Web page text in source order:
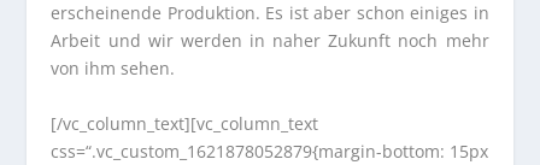
erscheinende Produktion. Es ist aber schon einiges in
Arbeit und wir werden in naher Zukunft noch mehr
von ihm sehen.
[/vc_column_text][vc_column_text
css=“.vc_custom_1621878052879{margin-bottom: 15px